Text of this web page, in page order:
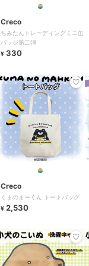
Creco
ちみたんトレーディングミニ缶
バッジ第二弾
¥ 330
Creco
くまのまーくん トートバッグ
¥ 2,530